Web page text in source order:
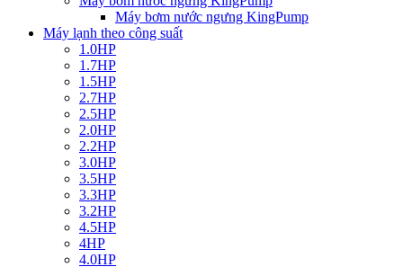
Máy bơm nước ngưng KingPump
Máy lạnh theo công suất
1.0HP
1.7HP
1.5HP
2.7HP
2.5HP
2.0HP
2.2HP
3.0HP
3.5HP
3.3HP
3.2HP
4.5HP
4HP
4.0HP